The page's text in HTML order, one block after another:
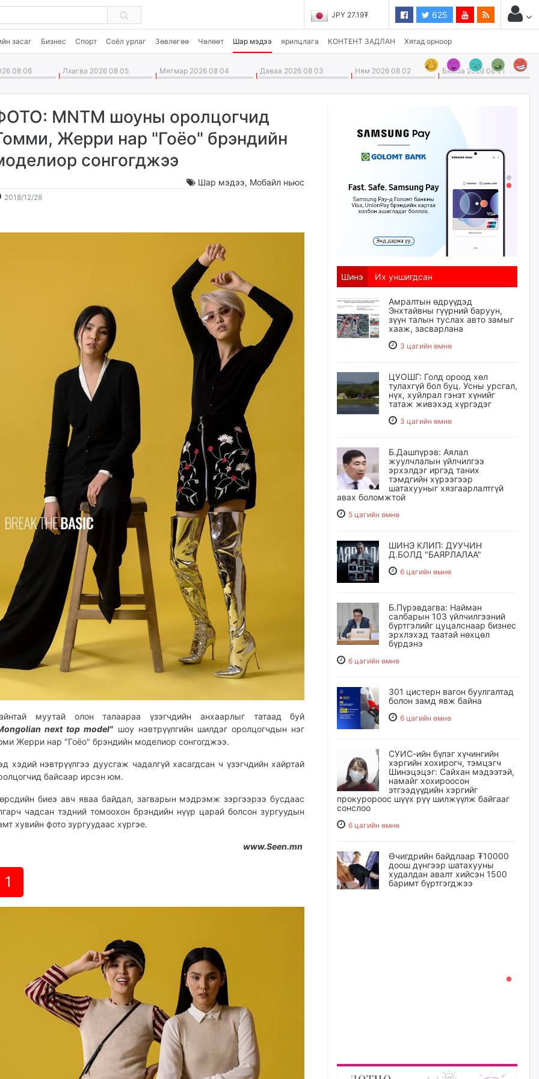
JPY 27.19₮ 625
засаг Бизнес Спорт Соёл урлаг Зөвлөгөө Чөлөөт Шар мэдээ ярилцлага КОНТЕНТ ЗАДЛАН Хятад орноор
08 06 Лхагва 2026 08 05 Мягмар 2026 08 04 Даваа 2026 08 03 Ням 2026 08 02 Бямба 2026 08 01
MNTM шоуны оролцогчид
Жерри нар "Гоёо" брэндийн
сонгогджээ
Шар мэдээ, Мобайл ньюс
2018/12/282018-
2026-
муутай олон талаараа үзэгчдийн анхаарлыг татаад буй
next top model" шоу нэвтрүүлгийн шилдэг оролцогчдын нэг
Жерри нар "Гоёо" брэндийн моделиор сонгогджээ.
хэдий нэвтрүүлгээ дуусгаж чадалгүй хасагдсан ч үзэгчдийн хайртай
байсаар ирсэн юм.
биеэ авч яваа байдал, загварын мэдрэмж зэргээрээ бусдаас
чадсан тэдний томоохон брэндийн нүүр царай болсон зургуудын
хувийн фото зургуудаас хүргэе.
www.Seen.mn
1
Шинэ Их уншигдсан
Амралтын өдрүүдэд
Энхтайвны гүүрний баруун,
зүүн талын туслах авто замыг
хааж, засварлана
3 цагийн өмнө
ЦУОШГ: Голд ороод хөл
тулахгүй бол буц. Усны урсгал,
нүх, хуйлрал гэнэт хүнийг
татаж живэхэд хүргэдэг
3 цагийн өмнө
Б.Дашпүрэв: Аялал
жуулчлалын үйлчилгээ
эрхэлдэг иргэд таних
тэмдгийн хүрээгээр
шатахууныг хязгаарлалтгүй
авах боломжтой
5 цагийн өмнө
ШИНЭ КЛИП: ДУУЧИН
Д.БОЛД "БАЯРЛАЛАА"
6 цагийн өмнө
Б.Пүрэвдагва: Найман
салбарын 103 үйлчилгээний
бүртгэлийг цуцалснаар бизнес
эрхлэхэд таатай нөхцөл
бүрдэнэ
6 цагийн өмнө
301 цистерн вагон буулгалтад
болон замд явж байна
6 цагийн өмнө
СУИС-ийн бүлэг хүчингийн
хэргийн хохирогч, тэмцэгч
Шинэцэцэг: Сайхан мэдээтэй,
намайг хохироосон
этгээдүүдийн хэргийг
прокуророос шүүх рүү шилжүүлж байгааг
сонслоо
6 цагийн өмнө
Өчигдрийн байдлаар ₮10000
доош дүнгээр шатахууны
худалдан авалт хийсэн 1500
баримт бүртгэгджээ